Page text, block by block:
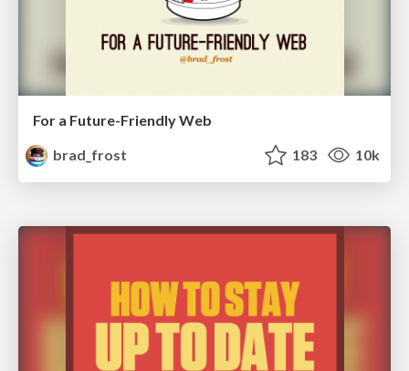
For a Future-Friendly Web
brad_frost
183 10k